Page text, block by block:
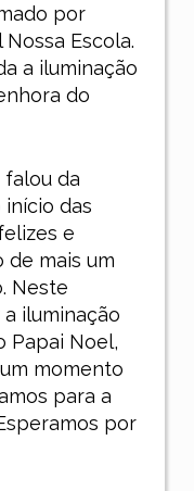
por
Escola.
a iluminação
do
da
das
e
de mais um
Neste
iluminação
Papai Noel,
momento
para a
por